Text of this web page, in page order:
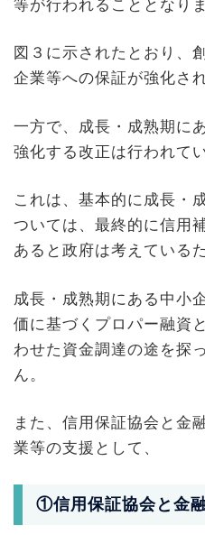
等が行われることとなり
図３に示されたとおり、
企業等への保証が強化さ
一方で、成長・成熟期に
強化する改正は行われて
これは、基本的に成長・
ついては、最終的に信用
あると政府は考えている
成長・成熟期にある中小
価に基づくプロパー融資
わせた資金調達の途を探
ん。
また、信用保証協会と金
業等の支援として、
①信用保証協会と金